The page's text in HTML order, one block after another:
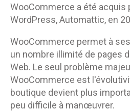
WooCommerce a été acquis
WordPress, Automattic, en
WooCommerce permet à
un nombre illimité de pages
Web. Le seul problème
WooCommerce est
boutique devient plus
peu difficile à manœuvrer.